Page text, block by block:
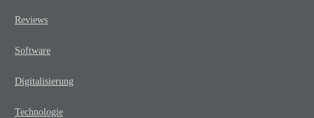
Reviews
Software
Digitalisierung
Technologie